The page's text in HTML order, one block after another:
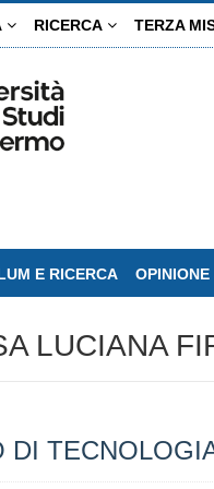
RICERCA TERZA
E RICERCA OPINIONE
LUCIANA
DI